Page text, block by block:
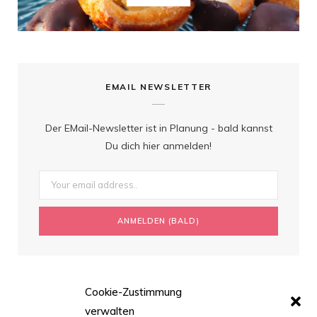
Cookie-Zustimmung
verwalten
EMAIL NEWSLETTER
Der EMail-Newsletter ist in Planung - bald kannst
Du dich hier anmelden!